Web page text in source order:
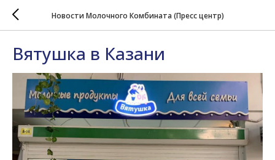
Новости Молочного Комбината (Пресс центр)
Вятушка в Казани